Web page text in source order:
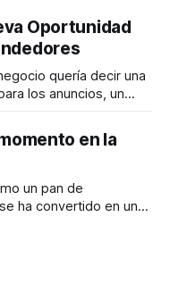
Durante
el especialista en
Oportunidad
quería decir una
los anuncios, un
publicidad digital
para atender
una persona
en la
un pan de
ha convertido en uno
que